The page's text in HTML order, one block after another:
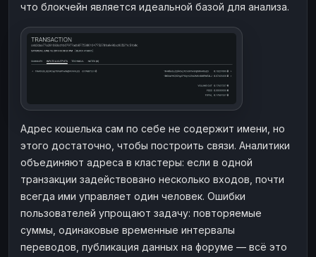
что блокчейн является идеальной базой для анализа.
Адрес кошелька сам по себе не содержит имени, но
этого достаточно, чтобы построить связи. Аналитики
объединяют адреса в кластеры: если в одной
транзакции задействовано несколько входов, почти
всегда ими управляет один человек. Ошибки
пользователей упрощают задачу: повторяемые
суммы, одинаковые временные интервалы
переводов, публикация данных на форуме — всё это